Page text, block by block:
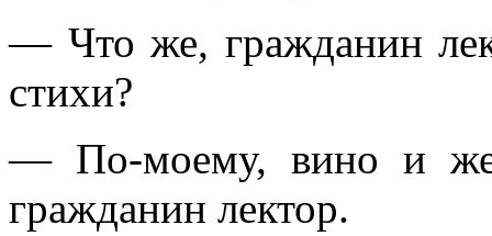
— Что же, гражданин
стихи?
— По-моему, вино и
гражданин лектор.